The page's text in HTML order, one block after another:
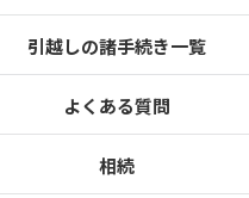
引越しの諸手続き一覧
よくある質問
相続